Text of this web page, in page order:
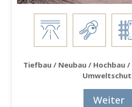
Tiefbau / Neubau / Hochbau
Weiter